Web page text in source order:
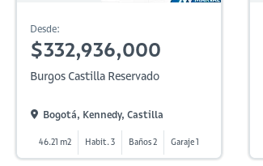
Desde:
$332,936,000
Burgos Castilla Reservado
Bogotá, Kennedy, Castilla
46.21 m2 Habit. 3 Baños 2 Garaje 1